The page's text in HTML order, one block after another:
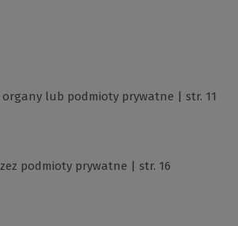
organy lub podmioty prywatne | str. 11
podmioty prywatne | str. 16